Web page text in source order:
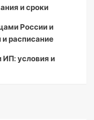
и сроки
России и
расписание
ИП: условия и